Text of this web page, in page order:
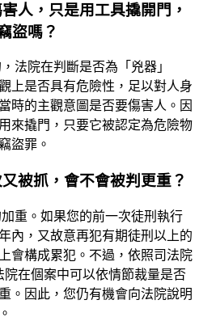
人，只是用工具撬開門，
盜嗎？
法院在判斷是否為「兇器」
上是否具有危險性，足以對人身
時的主觀意圖是否要傷害人。因
來撬門，只要它被認定為危險物
盜罪。
被抓，會不會被判更重？
重。如果您的前一次徒刑執行
內，又故意再犯有期徒刑以上的
會構成累犯。不過，依照司法院
院在個案中可以依情節裁量是否
。因此，您仍有機會向法院說明